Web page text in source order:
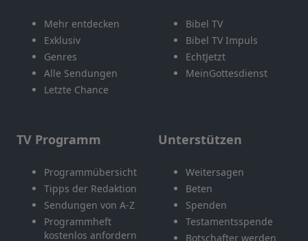
Mehr entdecken
Exklusiv
Genres
Alle Sendungen
Letzte Chance
Bibel TV
Bibel TV Impuls
EchtJetzt
MeinGottesdienst
TV Programm
Programmübersicht
Tipps der Redaktion
Sendungen von A-Z
Programmheft
kostenlos anfordern
Unterstützen
Weitersagen
Beten
Spenden
Testamentsspende
Botschafter werden